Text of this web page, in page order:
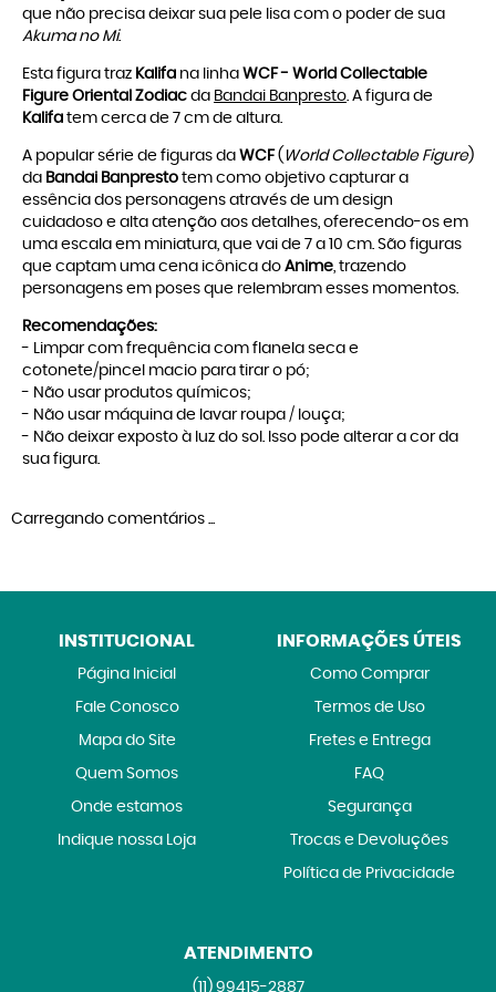
que não precisa deixar sua pele lisa com o poder de sua
Akuma no Mi.
Esta figura traz Kalifa na linha WCF - World Collectable
Figure Oriental Zodiac da Bandai Banpresto. A figura de
Kalifa tem cerca de 7 cm de altura.
A popular série de figuras da WCF ( World Collectable Figure)
da Bandai Banpresto tem como objetivo capturar a
essência dos personagens através de um design
cuidadoso e alta atenção aos detalhes, oferecendo-os em
uma escala em miniatura, que vai de 7 a 10 cm. São figuras
que captam uma cena icônica do Anime, trazendo
personagens em poses que relembram esses momentos.
Recomendações:
- Limpar com frequência com flanela seca e
cotonete/pincel macio para tirar o pó;
- Não usar produtos químicos;
- Não usar máquina de lavar roupa / louça;
- Não deixar exposto à luz do sol. Isso pode alterar a cor da
sua figura.
Carregando comentários ...
INSTITUCIONAL
Página Inicial
Fale Conosco
Mapa do Site
Quem Somos
Onde estamos
Indique nossa Loja
INFORMAÇÕES ÚTEIS
Como Comprar
Termos de Uso
Fretes e Entrega
FAQ
Segurança
Trocas e Devoluções
Política de Privacidade
ATENDIMENTO
(11)99415-2887